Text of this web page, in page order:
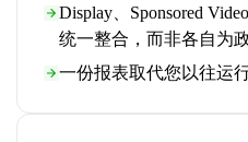
Display、Sponsored
统一整合，而非各自为
一份报表取代您以往运